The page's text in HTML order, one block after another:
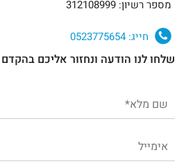
מספר רשיון: 312108999
חייג:
שלחו לנו הודעה ונחזור אליכם בהקדם